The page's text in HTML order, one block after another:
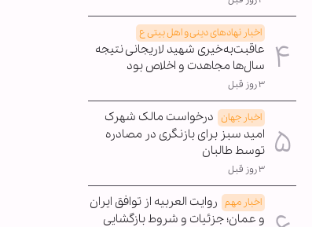
اخبار نهادهای دینی و اهل بیتی ع
عاقبت‌به‌خیری شهید لاریجانی نتیجه
سال‌ها مجاهدت و اخلاص بود
۳ روز قبل
اخبار جهان درخواست مالک شهرک
امید سبز برای بازنگری در مصادره
توسط طالبان
۳ روز قبل
اخبار مهم روایت العربیه از توافق ایران
و عمان؛ جزئیات و شروط بازگشایی